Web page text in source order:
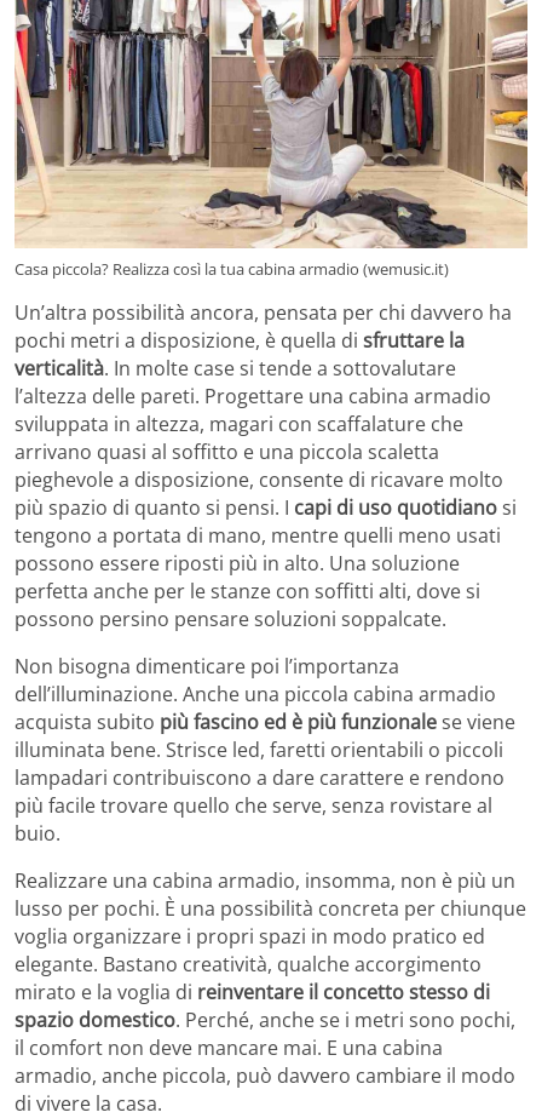
Casa piccola? Realizza così la tua cabina armadio (wemusic.it)
Un’altra possibilità ancora, pensata per chi davvero ha
pochi metri a disposizione, è quella di sfruttare la
verticalità. In molte case si tende a sottovalutare
l’altezza delle pareti. Progettare una cabina armadio
sviluppata in altezza, magari con scaffalature che
arrivano quasi al soffitto e una piccola scaletta
pieghevole a disposizione, consente di ricavare molto
più spazio di quanto si pensi. I capi di uso quotidianosi
tengono a portata di mano, mentre quelli meno usati
possono essere riposti più in alto. Una soluzione
perfetta anche per le stanze con soffitti alti, dove si
possono persino pensare soluzioni soppalcate.
Non bisogna dimenticare poi l’importanza
dell’illuminazione. Anche una piccola cabina armadio
acquista subito più fascino ed è più funzionalese viene
illuminata bene. Strisce led, faretti orientabili o piccoli
lampadari contribuiscono a dare carattere e rendono
più facile trovare quello che serve, senza rovistare al
buio.
Realizzare una cabina armadio, insomma, non è più un
lusso per pochi. È una possibilità concreta per chiunque
voglia organizzare i propri spazi in modo pratico ed
elegante. Bastano creatività, qualche accorgimento
mirato e la voglia di reinventare il concetto stesso di
spazio domestico. Perché, anche se i metri sono pochi,
il comfort non deve mancare mai. E una cabina
armadio, anche piccola, può davvero cambiare il modo
di vivere la casa.